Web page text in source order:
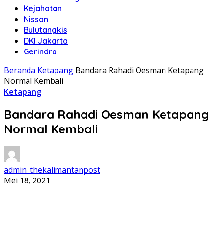
Kejahatan
Nissan
Bulutangkis
DKI Jakarta
Gerindra
Beranda Ketapang Bandara Rahadi Oesman Ketapang
Normal Kembali
Ketapang
Bandara Rahadi Oesman Ketapang
Normal Kembali
admin_thekalimantanpost
Mei 18, 2021